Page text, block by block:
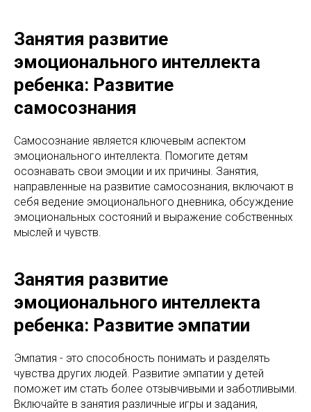
Занятия развитие
эмоционального интеллекта
ребенка: Развитие
самосознания
Самосознание является ключевым аспектом
эмоционального интеллекта. Помогите детям
осознавать свои эмоции и их причины. Занятия,
направленные на развитие самосознания, включают в
себя ведение эмоционального дневника, обсуждение
эмоциональных состояний и выражение собственных
мыслей и чувств.
Занятия развитие
эмоционального интеллекта
ребенка: Развитие эмпатии
Эмпатия - это способность понимать и разделять
чувства других людей. Развитие эмпатии у детей
поможет им стать более отзывчивыми и заботливыми.
Включайте в занятия различные игры и задания,